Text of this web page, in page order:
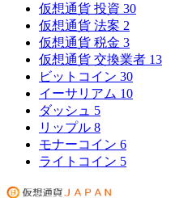
仮想通貨 投資 30
仮想通貨 法案 2
仮想通貨 税金 3
仮想通貨 交換業者 13
ビットコイン 30
イーサリアム 10
ダッシュ 5
リップル 8
モナーコイン 6
ライトコイン 5